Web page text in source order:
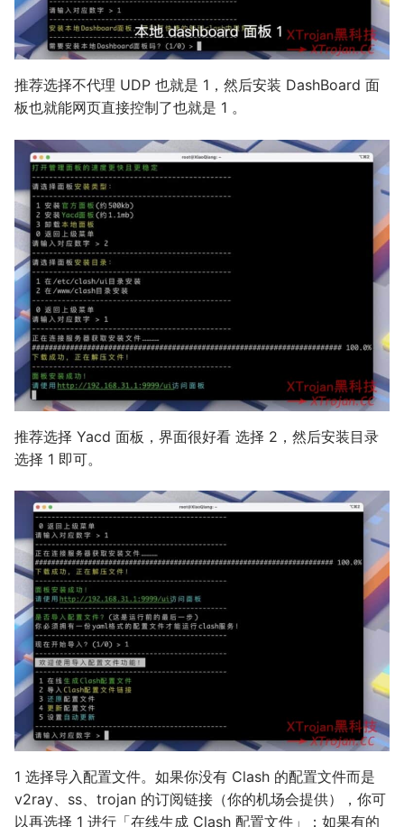
推荐选择不代理 UDP 也就是 1，然后安装 DashBoard 面
板也就能网页直接控制了也就是 1 。
推荐选择 Yacd 面板，界面很好看 选择 2，然后安装目录
选择 1 即可。
1 选择导入配置文件。如果你没有 Clash 的配置文件而是
v2ray、ss、trojan 的订阅链接（你的机场会提供），你可
以再选择 1 进行「在线生成 Clash 配置文件」；如果有的